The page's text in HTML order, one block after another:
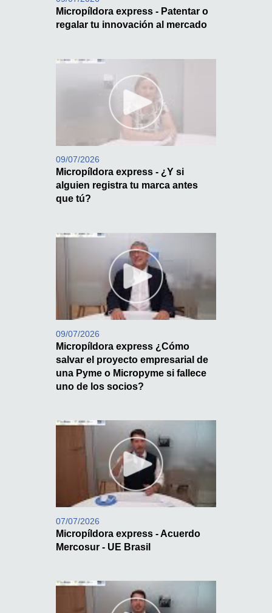
Micropíldora express - Patentar o
regalar tu innovación al mercado
09/07/2026
Micropíldora express - ¿Y si
alguien registra tu marca antes
que tú?
09/07/2026
Micropíldora express ¿Cómo
salvar el proyecto empresarial de
una Pyme o Micropyme si fallece
uno de los socios?
07/07/2026
Micropíldora express - Acuerdo
Mercosur - UE Brasil